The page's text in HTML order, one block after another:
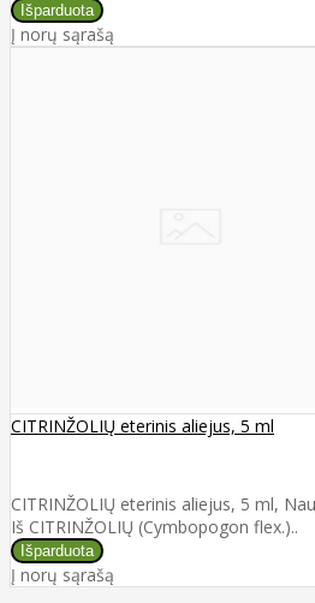
Į norų sąrašą
CITRINŽOLIŲ eterinis aliejus, 5 ml
CITRINŽOLIŲ eterinis aliejus, 5 ml,
Iš CITRINŽOLIŲ (Cymbopogon flex.)..
Į norų sąrašą